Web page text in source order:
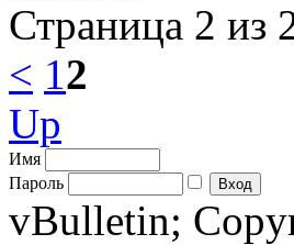
Страница 2 из
< 12
Up
Имя
Пароль
vBulletin;